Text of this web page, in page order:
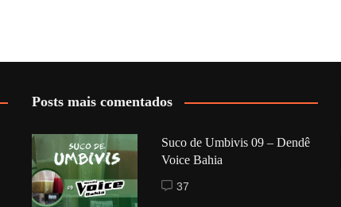
Posts mais comentados
Suco de Umbivis 09 – Dendê
Voice Bahia
37